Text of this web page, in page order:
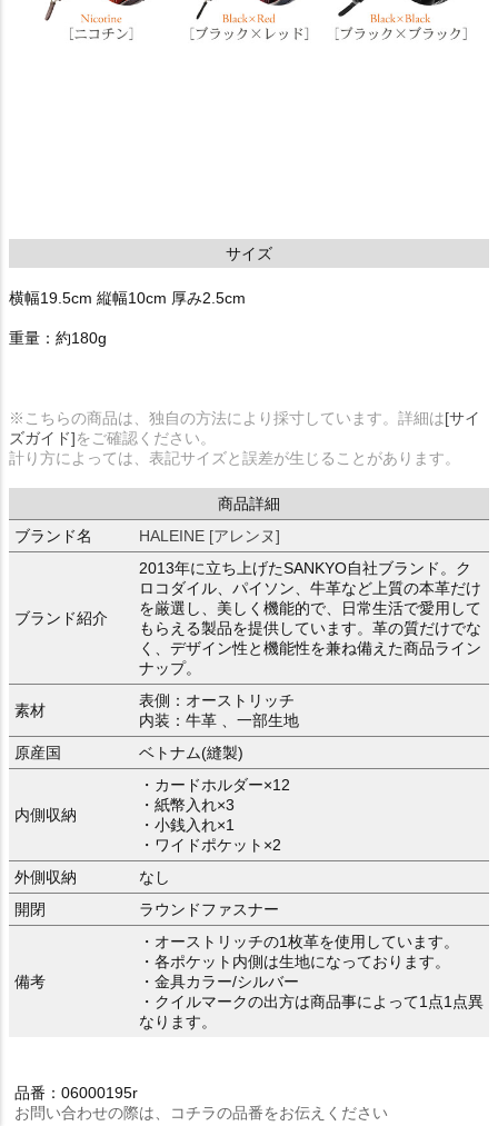
サイズ
横幅19.5cm 縦幅10cm 厚み2.5cm
重量：約180g
※こちらの商品は、独自の方法により採寸しています。詳細は[サイ
ズガイド]をご確認ください。
計り方によっては、表記サイズと誤差が生じることがあります。
商品詳細
ブランド名
HALEINE [アレンヌ]
ブランド紹介
2013年に立ち上げたSANKYO自社ブランド。ク
ロコダイル、パイソン、牛革など上質の本革だけ
を厳選し、美しく機能的で、日常生活で愛用して
もらえる製品を提供しています。革の質だけでな
く、デザイン性と機能性を兼ね備えた商品ライン
ナップ。
素材
表側：オーストリッチ
内装：牛革 、一部生地
原産国
ベトナム(縫製)
内側収納
・カードホルダー×12
・紙幣入れ×3
・小銭入れ×1
・ワイドポケット×2
外側収納
なし
開閉
ラウンドファスナー
備考
・オーストリッチの1枚革を使用しています。
・各ポケット内側は生地になっております。
・金具カラー/シルバー
・クイルマークの出方は商品事によって1点1点異
なります。
品番：06000195r
お問い合わせの際は、コチラの品番をお伝えください